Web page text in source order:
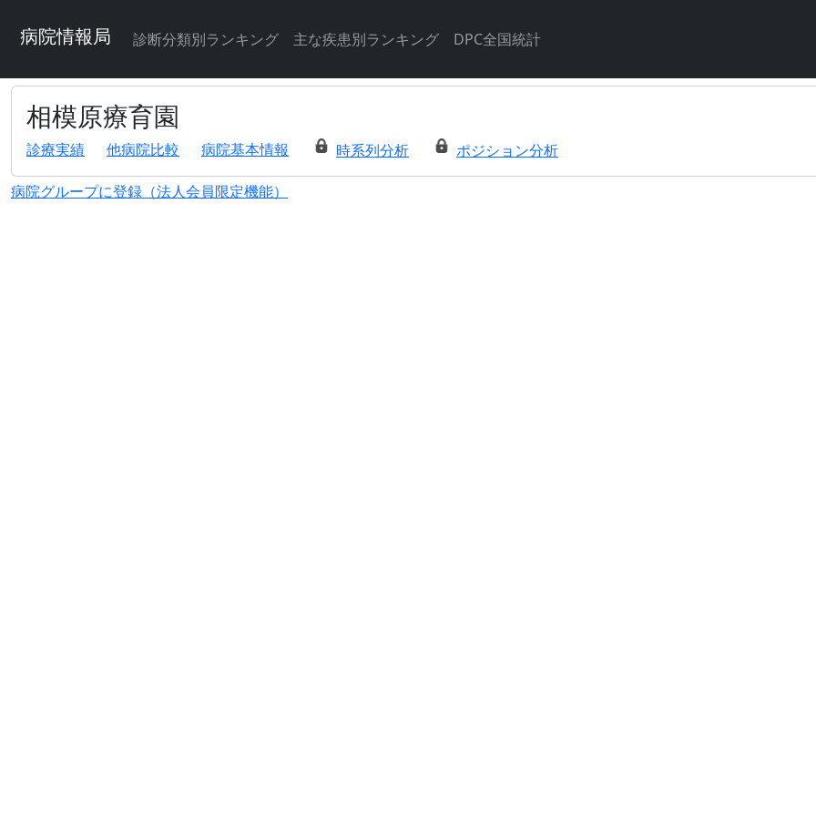
病院情報局 診断分類別ランキング 主な疾患別ランキング DPC全国統計
相模原療育園
診療実績 他病院比較 病院基本情報 時系列分析 ポジション分析
病院グループに登録（法人会員限定機能）